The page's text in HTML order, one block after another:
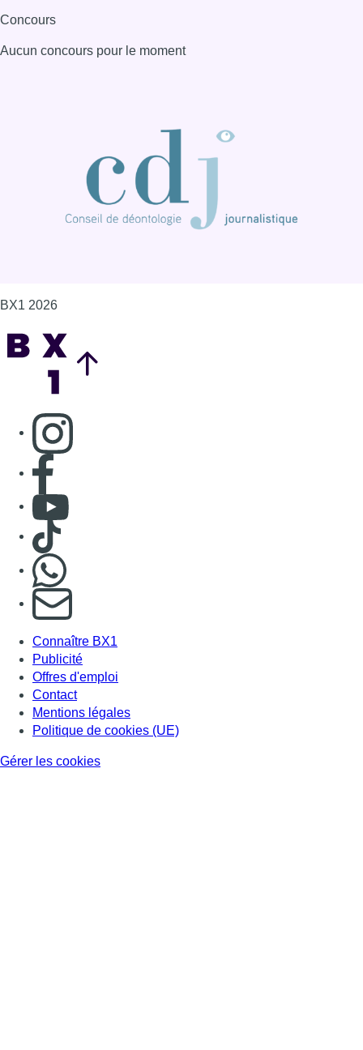
Concours
Aucun concours pour le moment
BX1 2026
Consulter page Instagram
Consulter page Facebook
Consulter Youtube
Consulter TikTok
S'abonner à notre newsletter
Connaître BX1
Publicité
Offres d'emploi
Contact
Mentions légales
Politique de cookies (UE)
Gérer les cookies